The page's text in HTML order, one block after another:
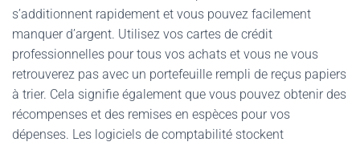
s’additionnent rapidement et vous pouvez facilement
manquer d’argent. Utilisez vos cartes de crédit
professionnelles pour tous vos achats et vous ne vous
retrouverez pas avec un portefeuille rempli de reçus papiers
à trier. Cela signifie également que vous pouvez obtenir des
récompenses et des remises en espèces pour vos
dépenses. Les logiciels de comptabilité stockent